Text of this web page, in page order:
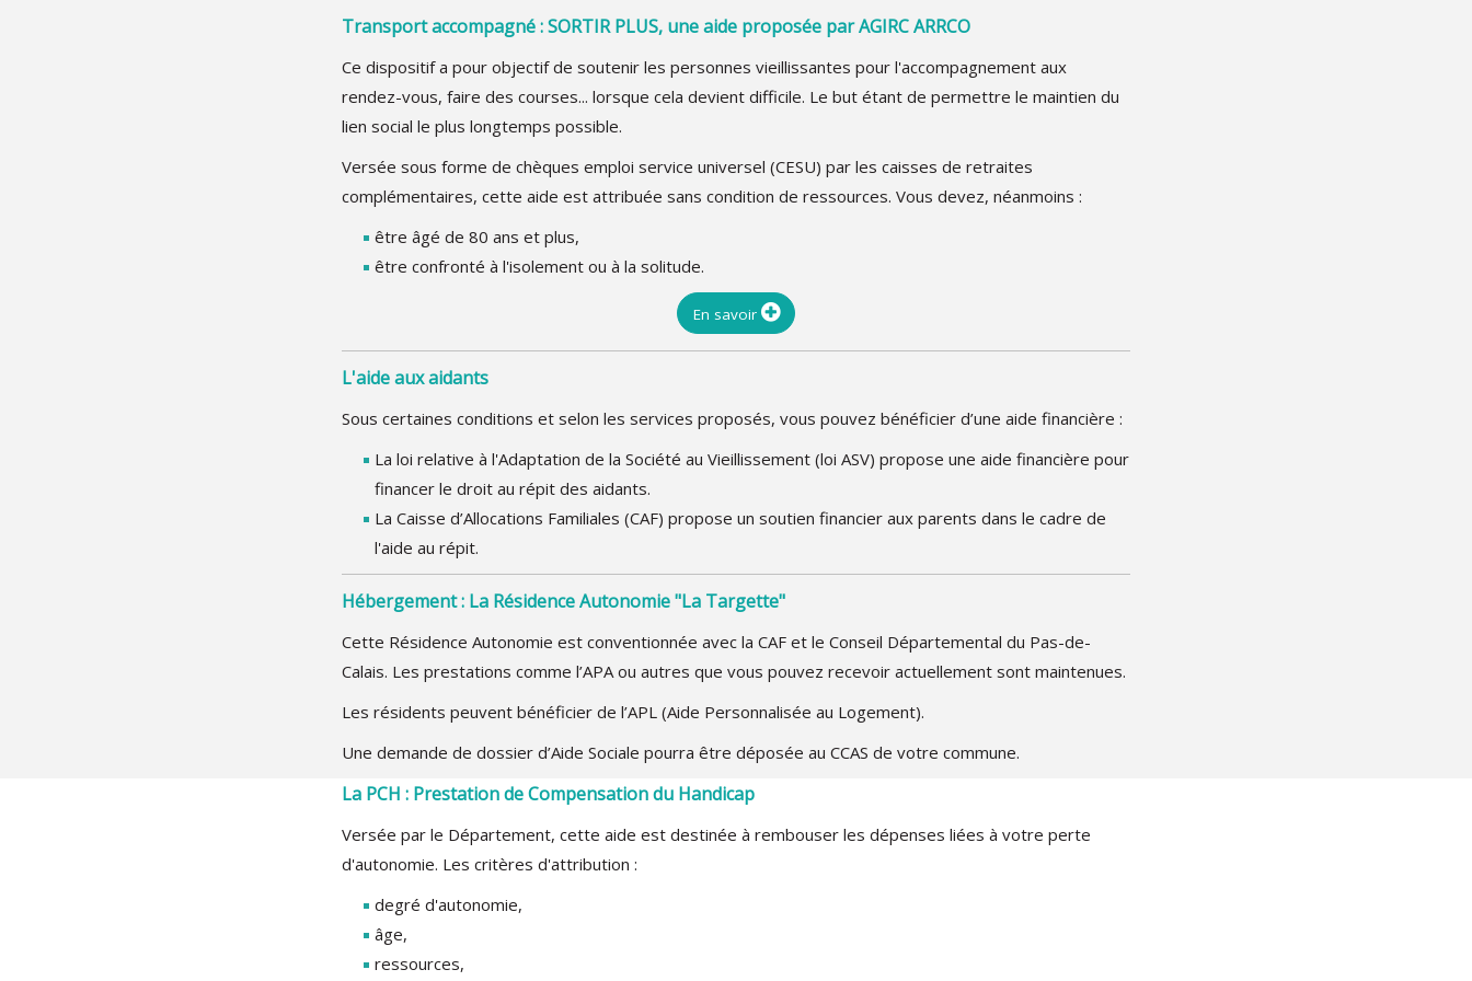
Transport accompagné : SORTIR PLUS, une aide proposée par AGIRC ARRCO
Ce dispositif a pour objectif de soutenir les personnes vieillissantes pour l'accompagnement aux
rendez-vous, faire des courses... lorsque cela devient difficile. Le but étant de permettre le maintien du
lien social le plus longtemps possible.
Versée sous forme de chèques emploi service universel (CESU) par les caisses de retraites
complémentaires, cette aide est attribuée sans condition de ressources. Vous devez, néanmoins :
être âgé de 80 ans et plus,
être confronté à l'isolement ou à la solitude.
En savoir
L'aide aux aidants
Sous certaines conditions et selon les services proposés, vous pouvez bénéficier d’une aide financière :
La loi relative à l'Adaptation de la Société au Vieillissement (loi ASV) propose une aide financière pour
financer le droit au répit des aidants.
La Caisse d’Allocations Familiales (CAF) propose un soutien financier aux parents dans le cadre de
l'aide au répit.
Hébergement : La Résidence Autonomie "La Targette"
Cette Résidence Autonomie est conventionnée avec la CAF et le Conseil Départemental du Pas-de-
Calais. Les prestations comme l’APA ou autres que vous pouvez recevoir actuellement sont maintenues.
Les résidents peuvent bénéficier de l’APL (Aide Personnalisée au Logement).
Une demande de dossier d’Aide Sociale pourra être déposée au CCAS de votre commune.
La PCH : Prestation de Compensation du Handicap
Versée par le Département, cette aide est destinée à rembouser les dépenses liées à votre perte
d'autonomie. Les critères d'attribution :
degré d'autonomie,
âge,
ressources,